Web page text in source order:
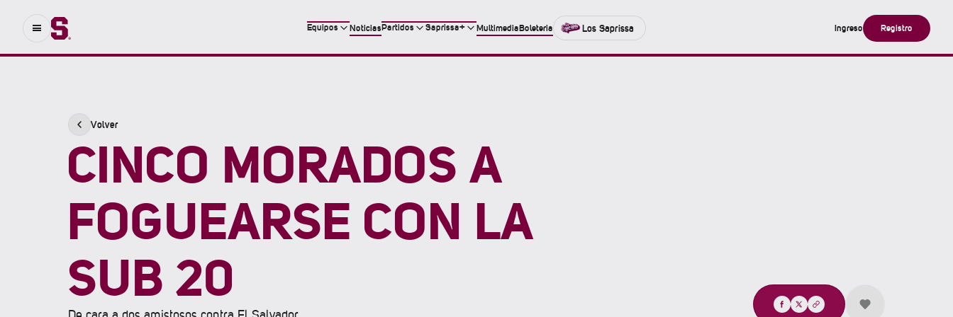
Equipos NoticiasPartidos Saprissa+ MultimediaBoleteria Los Saprissa Ingreso Registro
Volver
CINCO MORADOS A
FOGUEARSE CON LA
SUB 20
Compartir